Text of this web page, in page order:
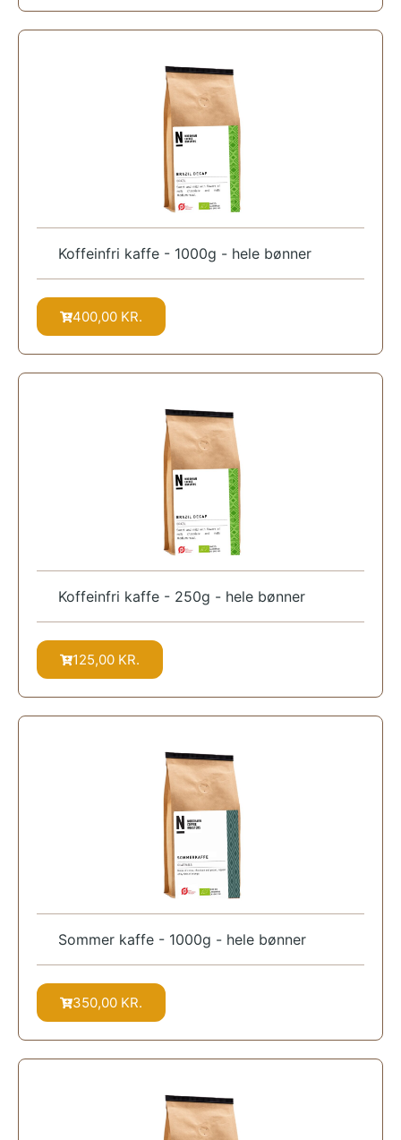
Koffeinfri kaffe - 1000g - hele bønner
400,00 KR.
Koffeinfri kaffe - 250g - hele bønner
125,00 KR.
Sommer kaffe - 1000g - hele bønner
350,00 KR.